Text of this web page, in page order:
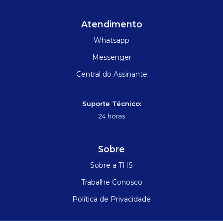
Atendimento
Whatsapp
Messenger
Central do Assinante
Suporte Técnico:
24 horas
Sobre
Sobre a THS
Trabalhe Conosco
Política de Privacidade